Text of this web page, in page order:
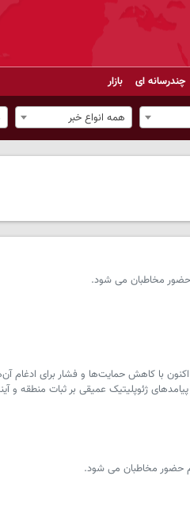
چندرسانه ای بازار
همه انواع خبر
با کاهش حمایت‌ها و فشار برای ادغام
ژئوپلیتیک عمیقی بر ثبات منطقه و